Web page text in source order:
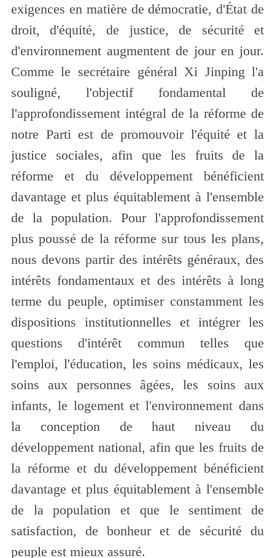
exigences en matière de démocratie, d'État de
droit, d'équité, de justice, de sécurité et
d'environnement augmentent de jour en jour.
Comme le secrétaire général Xi Jinping l'a
souligné, l'objectif fondamental de
l'approfondissement intégral de la réforme de
notre Parti est de promouvoir l'équité et la
justice sociales, afin que les fruits de la
réforme et du développement bénéficient
davantage et plus équitablement à l'ensemble
de la population. Pour l'approfondissement
plus poussé de la réforme sur tous les plans,
nous devons partir des intérêts généraux, des
intérêts fondamentaux et des intérêts à long
terme du peuple, optimiser constamment les
dispositions institutionnelles et intégrer les
questions d'intérêt commun telles que
l'emploi, l'éducation, les soins médicaux, les
soins aux personnes âgées, les soins aux
infants, le logement et l'environnement dans
la conception de haut niveau du
développement national, afin que les fruits de
la réforme et du développement bénéficient
davantage et plus équitablement à l'ensemble
de la population et que le sentiment de
satisfaction, de bonheur et de sécurité du
peuple est mieux assuré.